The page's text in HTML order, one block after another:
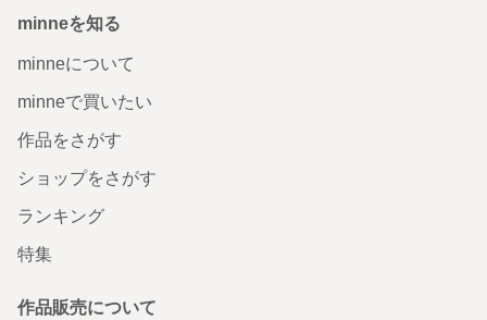
minneを知る
minneについて
minneで買いたい
作品をさがす
ショップをさがす
ランキング
特集
作品販売について